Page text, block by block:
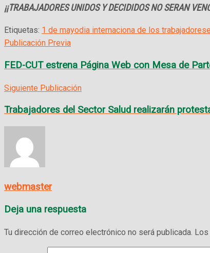
¡¡TRABAJADORES UNIDOS Y DECIDIDOS NO SERAN
Etiquetas: 1 de mayodia internaciona de los trabajadores
Publicación Previa
FED-CUT estrena Página Web con Mesa de
Siguiente Publicación
Trabajadores del Sector Salud realizarán
webmaster
Deja una respuesta
Tu dirección de correo electrónico no será publicada.